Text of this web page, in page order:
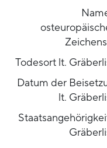
Todesort lt.
Datum der
lt.